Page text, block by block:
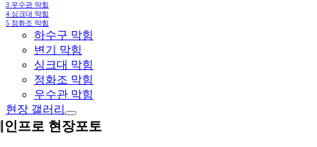
3 우수관 막힘
4 싱크대 막힘
5 정화조 막힘
하수구 막힘
변기 막힘
싱크대 막힘
정화조 막힘
우수관 막힘
현장 갤러리
인프로 현장포토